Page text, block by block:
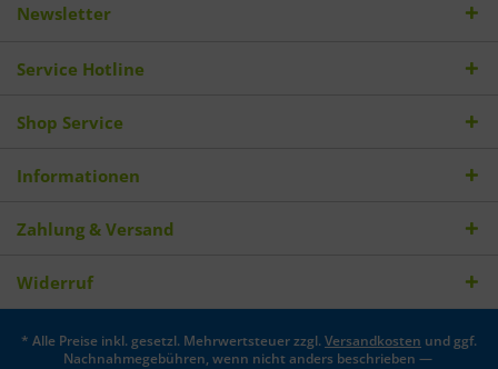
Newsletter
Service Hotline
Shop Service
Informationen
Zahlung & Versand
Widerruf
* Alle Preise inkl. gesetzl. Mehrwertsteuer zzgl.Versandkosten und ggf.
Nachnahmegebühren, wenn nicht anders beschrieben —